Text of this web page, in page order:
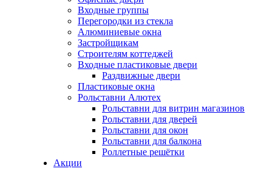
Входные группы
Перегородки из стекла
Алюминиевые окна
Застройщикам
Строителям коттеджей
Входные пластиковые двери
Раздвижные двери
Пластиковые окна
Рольставни Алютех
Рольставни для витрин магазинов
Рольставни для дверей
Рольставни для окон
Рольставни для балкона
Роллетные решётки
Акции